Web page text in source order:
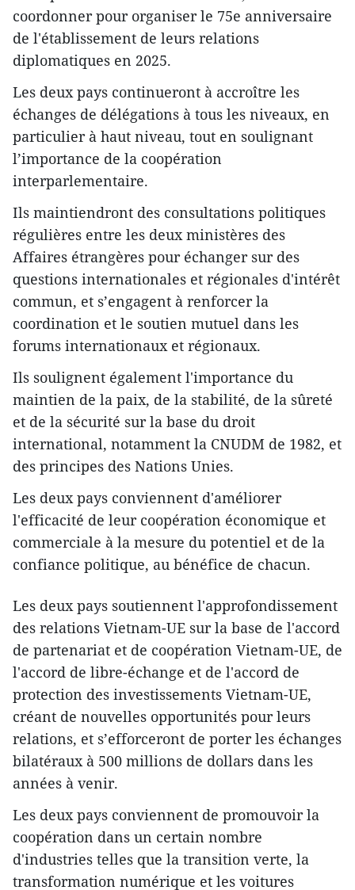
coordonner pour organiser le 75e anniversaire
de l'établissement de leurs relations
diplomatiques en 2025.
Les deux pays continueront à accroître les
échanges de délégations à tous les niveaux, en
particulier à haut niveau, tout en soulignant
l’importance de la coopération
interparlementaire.
Ils maintiendront des consultations politiques
régulières entre les deux ministères des
Affaires étrangères pour échanger sur des
questions internationales et régionales d'intérêt
commun, et s’engagent à renforcer la
coordination et le soutien mutuel dans les
forums internationaux et régionaux.
Ils soulignent également l'importance du
maintien de la paix, de la stabilité, de la sûreté
et de la sécurité sur la base du droit
international, notamment la CNUDM de 1982, et
des principes des Nations Unies.
Les deux pays conviennent d'améliorer
l'efficacité de leur coopération économique et
commerciale à la mesure du potentiel et de la
confiance politique, au bénéfice de chacun.
Les deux pays soutiennent l'approfondissement
des relations Vietnam-UE sur la base de l'accord
de partenariat et de coopération Vietnam-UE, de
l'accord de libre-échange et de l'accord de
protection des investissements Vietnam-UE,
créant de nouvelles opportunités pour leurs
relations, et s’efforceront de porter les échanges
bilatéraux à 500 millions de dollars dans les
années à venir.
Les deux pays conviennent de promouvoir la
coopération dans un certain nombre
d'industries telles que la transition verte, la
transformation numérique et les voitures